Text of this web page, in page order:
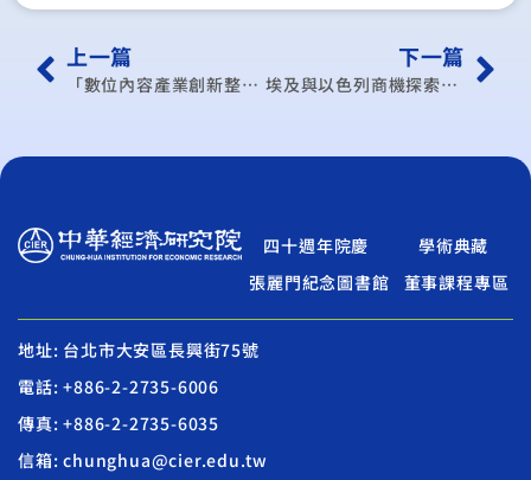
上一篇
「數位內容產業創新整合發展計畫」成效追蹤報告
下一篇
埃及與以色列商機探索研究計畫（埃及篇）
四十週年院慶
學術典藏
張麗門紀念圖書館
董事課程專區
地址: 台北市大安區長興街75號
電話: +886-2-2735-6006
傳真: +886-2-2735-6035
信箱: chunghua@cier.edu.tw